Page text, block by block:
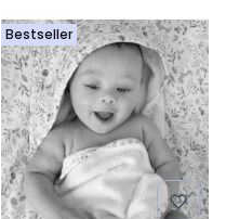
Bestseller